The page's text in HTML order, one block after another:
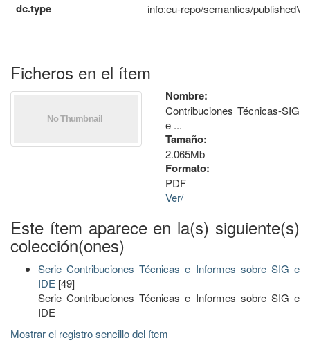
dc.type info:eu-repo/semantics/
Ficheros en el ítem
Nombre:
Contribuciones Técnicas-SIG
e ...
Tamaño:
2.065Mb
Formato:
PDF
Ver/
Este ítem aparece en la(s) siguiente(s)
colección(ones)
Serie Contribuciones Técnicas e Informes sobre SIG e
IDE [49]
Serie Contribuciones Técnicas e Informes sobre SIG e
IDE
Mostrar el registro sencillo del ítem